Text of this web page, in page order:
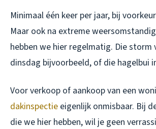
Minimaal één keer per jaar, bij
Maar ook na extreme
hebben we hier regelmatig. Die storm
dinsdag bijvoorbeeld, of die hagelbui
Voor verkoop of aankoop van een
dakinspectie eigenlijk onmisbaar. Bij
die we hier hebben, wil je geen